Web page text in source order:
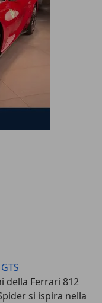
della Ferrari 812
si ispira nella